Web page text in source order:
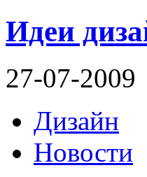
Идеи
27-07-2009
Дизайн
Новости